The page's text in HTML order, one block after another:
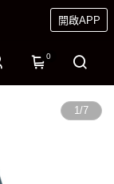
開啟APP
0
1/7